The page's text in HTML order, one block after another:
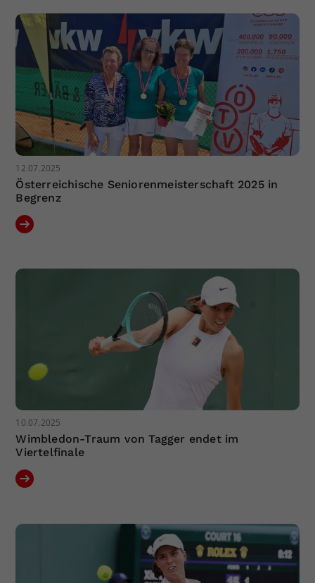
12.07.2025
Österreichische Seniorenmeisterschaft 2025 in
Begrenz
10.07.2025
Wimbledon-Traum von Tagger endet im
Viertelfinale
Zweck
Dieser Wert speichert Ihre Consent-
Einstellungen. Unter anderem eine
zufällig generierte ID, für die
historische Speicherung Ihrer
vorgenommen Einstellungen, falls der
Webseiten-Betreiber dies eingestellt
hat.